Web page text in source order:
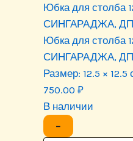
Юбка для столба
СИНГАРАДЖА,
Юбка для столба
СИНГАРАДЖА,
Размер: 12.5 ×
750.00 ₽
В наличии
−